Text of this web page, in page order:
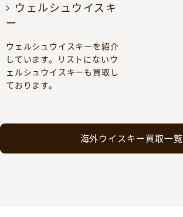
ウェルシュウイスキ
ー
ウェルシュウイスキーを紹介
しています。リストにないウ
ェルシュウイスキーも買取し
ております。
海外ウイスキー買取一覧